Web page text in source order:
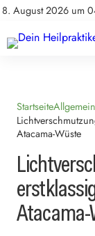
8. August 2026 um
Impressum
Natürliche
Heilpflanzen &
StartseiteAllgemein
Atacama-Wüste